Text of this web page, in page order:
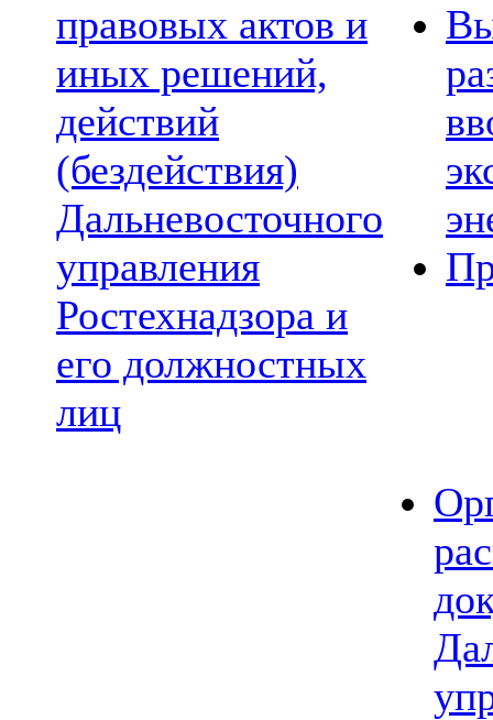
правовых актов и
иных решений,
действий
(бездействия)
Дальневосточного
управления
Ростехнадзора и
его должностных
лиц